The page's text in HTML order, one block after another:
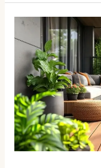
Grüne
Oasen
Wohnzimmer:
Hochbeete
als
stylische
Interior-
Elemente